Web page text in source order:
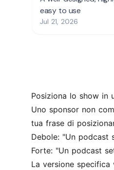
Posiziona lo show in
Uno sponsor non
tua frase di
Debole: "Un podcast
Forte: "Un podcast
La versione